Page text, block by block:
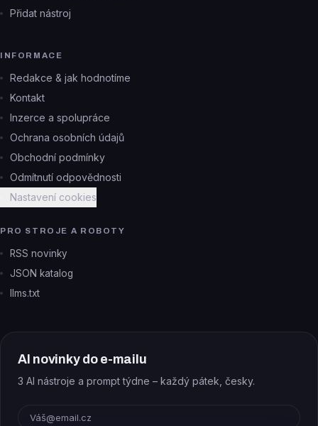
Přidat nástroj
INFORMACE
Redakce & jak hodnotíme
Kontakt
Inzerce a spolupráce
Ochrana osobních údajů
Obchodní podmínky
Odmítnutí odpovědnosti
Nastavení cookies
PRO STROJE A ROBOTY
RSS novinky
JSON katalog
llms.txt
AI novinky do e-mailu
3 AI nástroje a prompt týdne – každý pátek, česky.